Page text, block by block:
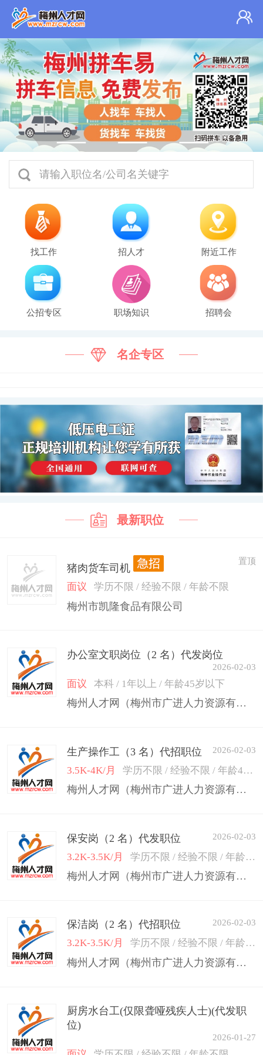
请输入职位名/公司名关键字
找工作 招人才 附近工作
公招专区 职场知识 招聘会
名企专区
最新职位
猪肉货车司机
置顶
面议 学历不限 / 经验不限 / 年龄不限
梅州市凯隆食品有限公司
办公室文职岗位（2 名）代发岗位
2026-02-03
面议 本科 / 1年以上 / 年龄45岁以下
梅州人才网（梅州市广进人力资源有限公司）
生产操作工（3 名）代招职位 2026-02-03
3.5K-4K/月 学历不限 / 经验不限 / 年龄45岁以下
梅州人才网（梅州市广进人力资源有限公司）
保安岗（2 名）代发职位 2026-02-03
3.2K-3.5K/月 学历不限 / 经验不限 / 年龄50岁以下
梅州人才网（梅州市广进人力资源有限公司）
保洁岗（2 名）代招职位 2026-02-03
3.2K-3.5K/月 学历不限 / 经验不限 / 年龄50岁以下
梅州人才网（梅州市广进人力资源有限公司）
厨房水台工(仅限聋哑残疾人士)(代发职
位)
2026-01-27